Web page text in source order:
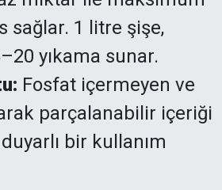
sağlar. 1 litre şişe,
yıkama sunar.
Fosfat içermeyen ve
parçalanabilir içeriği
bir kullanım